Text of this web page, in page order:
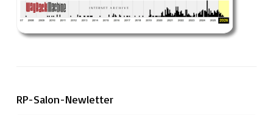
RP-Salon-Newletter